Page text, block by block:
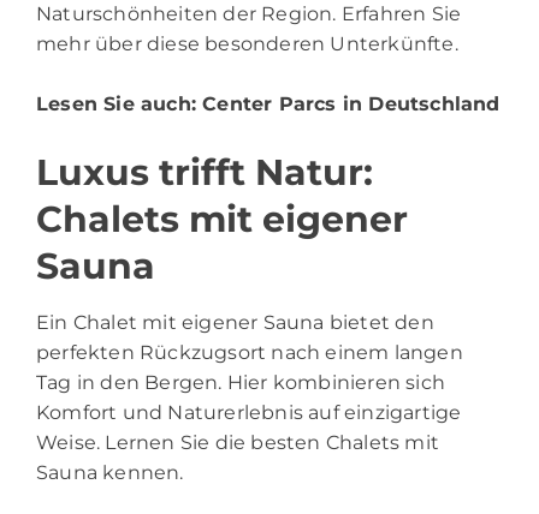
Naturschönheiten der Region. Erfahren Sie
mehr über diese besonderen Unterkünfte.
Lesen Sie auch:Center Parcs in Deutschland
Luxus trifft Natur:
Chalets mit eigener
Sauna
Ein Chalet mit eigener Sauna bietet den
perfekten Rückzugsort nach einem langen
Tag in den Bergen. Hier kombinieren sich
Komfort und Naturerlebnis auf einzigartige
Weise. Lernen Sie die besten Chalets mit
Sauna kennen.